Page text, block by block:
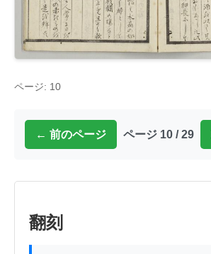
ページ: 10
← 前のページ ページ 10 / 29
翻刻